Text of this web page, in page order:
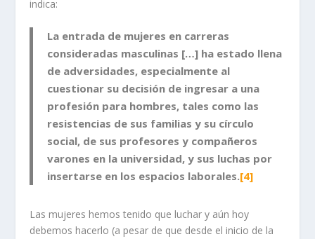
indica:
La entrada de mujeres en carreras
consideradas masculinas […] ha estado llena
de adversidades, especialmente al
cuestionar su decisión de ingresar a una
profesión para hombres, tales como las
resistencias de sus familias y su círculo
social, de sus profesores y compañeros
varones en la universidad, y sus luchas por
insertarse en los espacios laborales.[4]
Las mujeres hemos tenido que luchar y aún hoy
debemos hacerlo (a pesar de que desde el inicio de la